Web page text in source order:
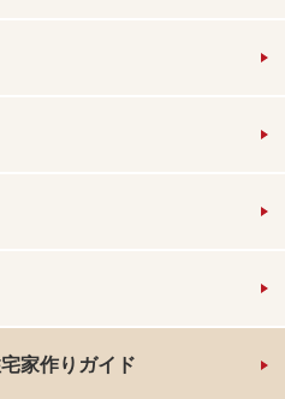
家作りガイド